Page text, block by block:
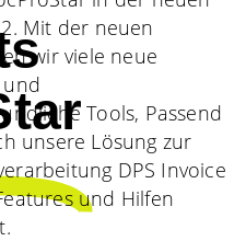
Mit der neuen
wir viele neue
Tools, Passend
unsere Lösung zur
DPS Invoice
und Hilfen